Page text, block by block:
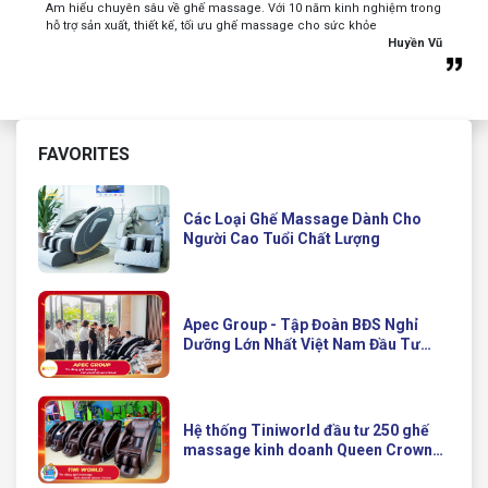
Am hiểu chuyên sâu về ghế massage. Với 10 năm kinh nghiệm trong
hỗ trợ sản xuất, thiết kế, tối ưu ghế massage cho sức khỏe
Huyền Vũ
FAVORITES
Các Loại Ghế Massage Dành Cho
Người Cao Tuổi Chất Lượng
Apec Group - Tập Đoàn BĐS Nghỉ
Dưỡng Lớn Nhất Việt Nam Đầu Tư
Hệ thống Tiniworld đầu tư 250 ghế
massage kinh doanh Queen Crown